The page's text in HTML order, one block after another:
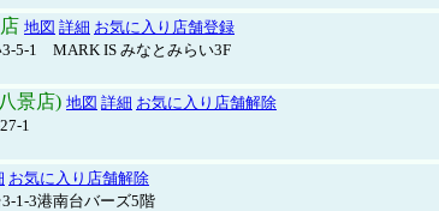
地図 詳細 お気に入り店舗登録
5-1 MARK IS みなとみらい3F
景店) 地図 詳細 お気に入り店舗解除
1
お気に入り店舗解除
1-3港南台バーズ5階